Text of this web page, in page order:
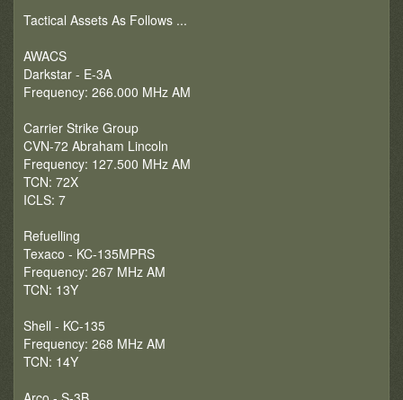
Tactical Assets As Follows ...
AWACS
Darkstar - E-3A
Frequency: 266.000 MHz AM
Carrier Strike Group
CVN-72 Abraham Lincoln
Frequency: 127.500 MHz AM
TCN: 72X
ICLS: 7
Refuelling
Texaco - KC-135MPRS
Frequency: 267 MHz AM
TCN: 13Y
Shell - KC-135
Frequency: 268 MHz AM
TCN: 14Y